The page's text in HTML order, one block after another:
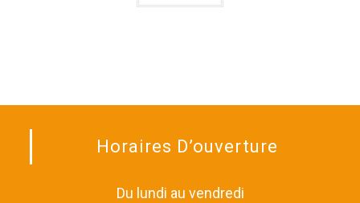
Horaires D’ouverture
Du lundi au vendredi